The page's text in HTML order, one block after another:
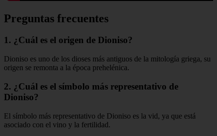
Preguntas frecuentes
1. ¿Cuál es el origen de Dioniso?
Dioniso es uno de los dioses más antiguos de la mitología griega, su
origen se remonta a la época prehelénica.
2. ¿Cuál es el símbolo más representativo de
Dioniso?
El símbolo más representativo de Dioniso es la vid, ya que está
asociado con el vino y la fertilidad.